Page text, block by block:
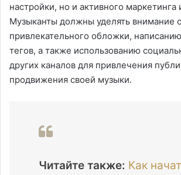
настройки, но и активного
Музыканты должны уделять внимание
привлекательного обложки,
тегов, а также использованию
других каналов для привлечения
продвижения своей музыки.
Читайте также: Как